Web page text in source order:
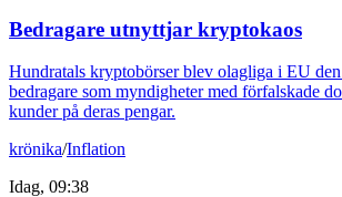
Bedragare utnyttjar kryptokaos
Hundratals kryptobörser blev olagliga i EU
bedragare som myndigheter med förfalskade
kunder på deras pengar.
krönika/Inflation
Idag, 09:38